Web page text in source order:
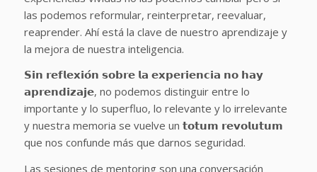
las podemos reformular, reinterpretar, reevaluar,
reaprender. Ahí está la clave de nuestro aprendizaje y
la mejora de nuestra inteligencia.
𝗦𝗶𝗻 𝗿𝗲𝗳𝗹𝗲𝘅𝗶𝗼́𝗻 𝘀𝗼𝗯𝗿𝗲 𝗹𝗮 𝗲𝘅𝗽𝗲𝗿𝗶𝗲𝗻𝗰𝗶𝗮 𝗻𝗼 𝗵𝗮𝘆
𝗮𝗽𝗿𝗲𝗻𝗱𝗶𝘇𝗮𝗷𝗲, no podemos distinguir entre lo
importante y lo superfluo, lo relevante y lo irrelevante
y nuestra memoria se vuelve un 𝘁𝗼𝘁𝘂𝗺 𝗿𝗲𝘃𝗼𝗹𝘂𝘁𝘂𝗺
que nos confunde más que darnos seguridad.
Las sesiones de mentoring son una conversación